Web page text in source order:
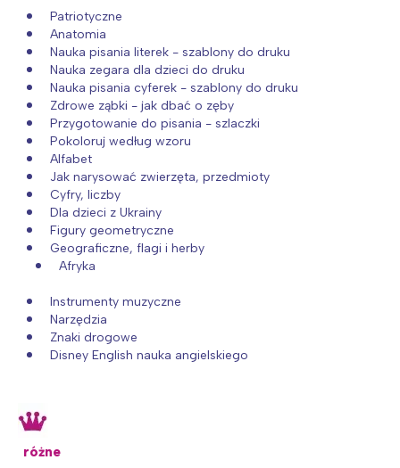
Patriotyczne
Anatomia
Nauka pisania literek - szablony do druku
Nauka zegara dla dzieci do druku
Nauka pisania cyferek - szablony do druku
Zdrowe ząbki - jak dbać o zęby
Przygotowanie do pisania - szlaczki
Pokoloruj według wzoru
Alfabet
Jak narysować zwierzęta, przedmioty
Cyfry, liczby
Dla dzieci z Ukrainy
Figury geometryczne
Geograficzne, flagi i herby
Afryka
Instrumenty muzyczne
Narzędzia
Znaki drogowe
Disney English nauka angielskiego
różne